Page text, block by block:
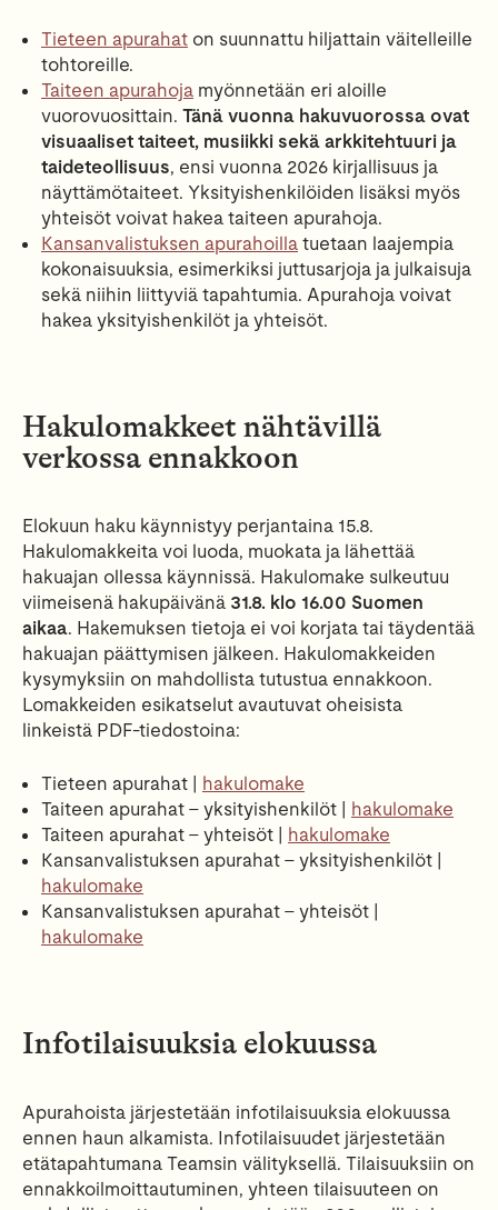
Tieteen apurahat on suunnattu hiljattain väitelleille
tohtoreille.
Taiteen apurahoja myönnetään eri aloille
vuorovuosittain. Tänä vuonna hakuvuorossa ovat
visuaaliset taiteet, musiikki sekä arkkitehtuuri ja
taideteollisuus, ensi vuonna 2026 kirjallisuus ja
näyttämötaiteet. Yksityishenkilöiden lisäksi myös
yhteisöt voivat hakea taiteen apurahoja.
Kansanvalistuksen apurahoilla tuetaan laajempia
kokonaisuuksia, esimerkiksi juttusarjoja ja julkaisuja
sekä niihin liittyviä tapahtumia. Apurahoja voivat
hakea yksityishenkilöt ja yhteisöt.
Hakulomakkeet nähtävillä
verkossa ennakkoon
Elokuun haku käynnistyy perjantaina 15.8.
Hakulomakkeita voi luoda, muokata ja lähettää
hakuajan ollessa käynnissä. Hakulomake sulkeutuu
viimeisenä hakupäivänä 31.8. klo 16.00 Suomen
aikaa. Hakemuksen tietoja ei voi korjata tai täydentää
hakuajan päättymisen jälkeen. Hakulomakkeiden
kysymyksiin on mahdollista tutustua ennakkoon.
Lomakkeiden esikatselut avautuvat oheisista
linkeistä PDF-tiedostoina:
Tieteen apurahat | hakulomake
Taiteen apurahat – yksityishenkilöt | hakulomake
Taiteen apurahat – yhteisöt | hakulomake
Kansanvalistuksen apurahat – yksityishenkilöt |
hakulomake
Kansanvalistuksen apurahat – yhteisöt |
hakulomake
Infotilaisuuksia elokuussa
Apurahoista järjestetään infotilaisuuksia elokuussa
ennen haun alkamista. Infotilaisuudet järjestetään
etätapahtumana Teamsin välityksellä. Tilaisuuksiin on
ennakkoilmoittautuminen, yhteen tilaisuuteen on